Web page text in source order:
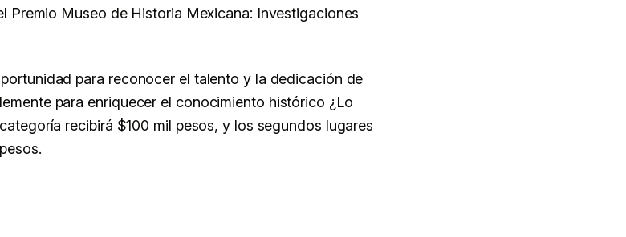
Premio Museo de Historia Mexicana: Investigaciones
para reconocer el talento y la dedicación de
para enriquecer el conocimiento histórico ¿Lo
recibirá $100 mil pesos, y los segundos lugares